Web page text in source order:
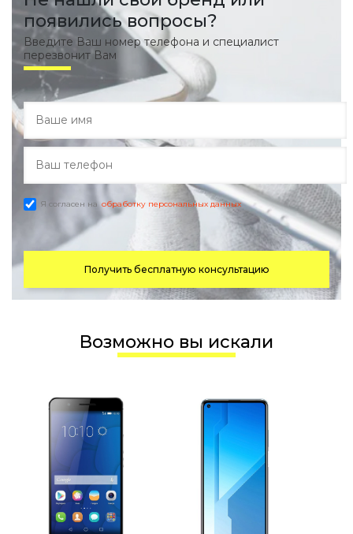
появились вопросы?
Введите Ваш номер телефона и специалист
перезвонит Вам
Я согласен на обработку персональных данных
Получить бесплатную консультацию
Возможно вы искали